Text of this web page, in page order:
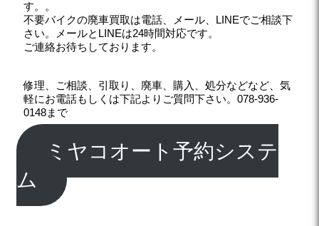
す。。
不要バイクの廃車買取は電話、メール、LINEでご相談下
さい。メールとLINEは24時間対応です。
ご連絡お待ちしております。
修理、ご相談、引取り、廃車、購入、処分などなど、気
軽にお電話もしくは下記よりご質問下さい。078-936-
0148まで
ミヤコオート予約システ
ム